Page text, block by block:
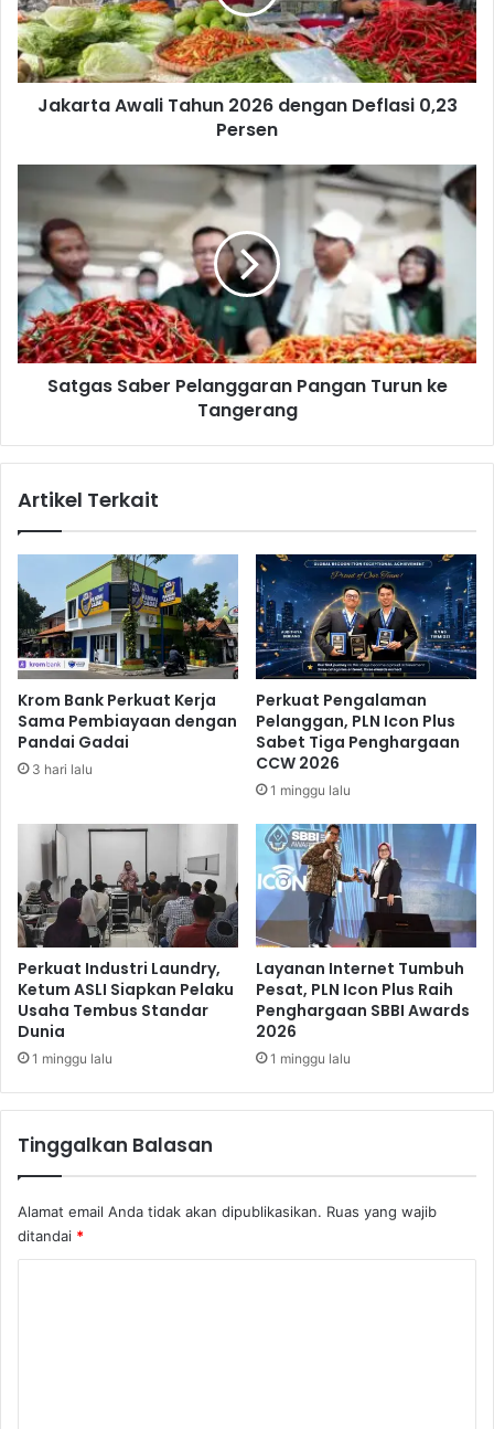
t
a
A
w
h
u
n
2
0
2
6
g
n
l
a
s
i
0
,
2
3
P
r
n
Jakarta Awali Tahun 2026 dengan Deflasi 0,23
Persen
t
g
a
s
S
a
b
a
a
r
a
n
a
n
a
T
u
n
k
e
T
a
n
g
n
g
Satgas Saber Pelanggaran Pangan Turun ke
Tangerang
Artikel Terkait
Krom Bank Perkuat Kerja
Sama Pembiayaan dengan
Pandai Gadai
3 hari lalu
Perkuat Pengalaman
Pelanggan, PLN Icon Plus
Sabet Tiga Penghargaan
CCW 2026
1 minggu lalu
Perkuat Industri Laundry,
Ketum ASLI Siapkan Pelaku
Usaha Tembus Standar
Dunia
1 minggu lalu
Layanan Internet Tumbuh
Pesat, PLN Icon Plus Raih
Penghargaan SBBI Awards
2026
1 minggu lalu
Tinggalkan Balasan
Alamat email Anda tidak akan dipublikasikan. Ruas yang wajib
ditandai *